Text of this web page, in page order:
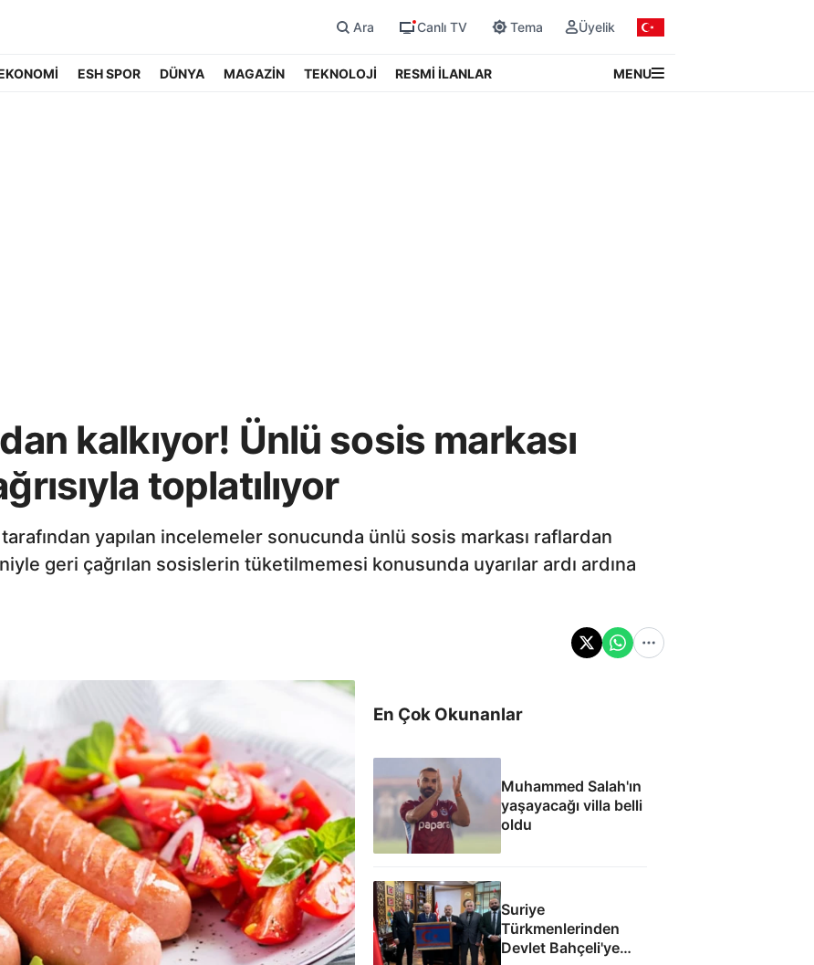
Ara Canlı TV Tema Üyelik
ESH SPOR DÜNYA MAGAZİN TEKNOLOJİ RESMİ İLANLAR MENU
kalkıyor! Ünlü sosis markası
toplatılıyor
tarafından yapılan incelemeler sonucunda ünlü sosis markası raflardan
geri çağrılan sosislerin tüketilmemesi konusunda uyarılar ardı ardına
En Çok Okunanlar
Muhammed Salah'ın
yaşayacağı villa belli
oldu
Suriye
Türkmenlerinden
Devlet Bahçeli'ye